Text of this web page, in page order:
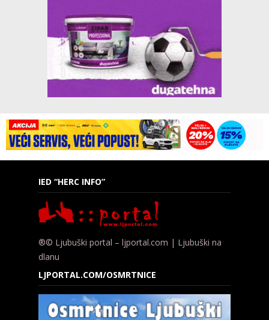
IED “HERC INFO”
®© Ljubuški portal – ljportal.com | Ljubuški na
dlanu
LJPORTAL.COM/OSMRTNICE